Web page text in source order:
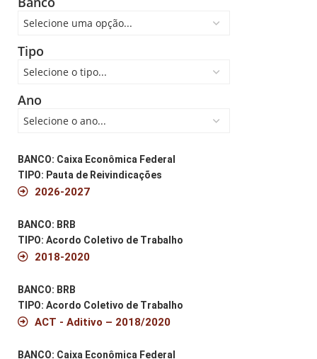
Tipo
Ano
BANCO: Caixa Econômica Federal
TIPO: Pauta de Reivindicações
2026-2027
BANCO: BRB
TIPO: Acordo Coletivo de Trabalho
2018-2020
BANCO: BRB
TIPO: Acordo Coletivo de Trabalho
ACT - Aditivo – 2018/2020
BANCO: Caixa Econômica Federal